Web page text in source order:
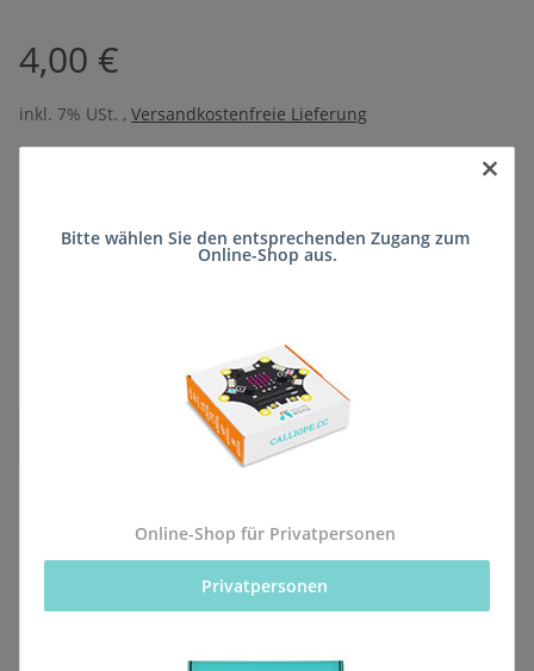
4,00 €
inkl. 7% USt. , Versandkostenfreie Lieferung
Lieferzeit:ca. 5 Wochen(DE - kein
Beschreibung
Alle Bestellungen für dieses Produkt werden direkt an
die Schule (Realschule plus Manderscheid) geliefert,
×
Bitte wählen Sie den entsprechenden Zugang zum
Online-Shop aus.
Online-Shop für Privatpersonen
Privatpersonen